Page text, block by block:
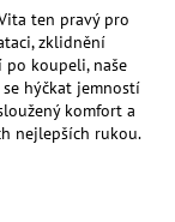
ten pravý pro
zklidnění
po koupeli, naše
hýčkat jemností
komfort a
nejlepších rukou.